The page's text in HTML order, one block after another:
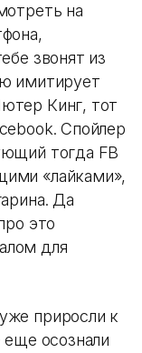
на
звонят из
имитирует
Кинг, тот
Спойлер
тогда FB
«лайками»,
Да
это
для
приросли к
еще осознали